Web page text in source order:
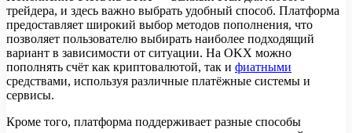
трейдера, и здесь важно выбрать удобный способ. Платформа
предоставляет широкий выбор методов пополнения, что
позволяет пользователю выбирать наиболее подходящий
вариант в зависимости от ситуации. На OKX можно
пополнять счёт как криптовалютой, так и фиатными
средствами, используя различные платёжные системы и
сервисы.
Кроме того, платформа поддерживает разные способы